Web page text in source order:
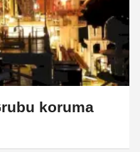
koruma